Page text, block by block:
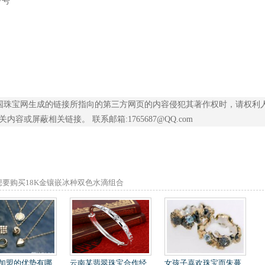
宝网生成的链接所指向的第三方网页的内容侵犯其著作权时，请权利
容或屏蔽相关链接。 联系邮箱:1765687@QQ.com
要购买18K金镶嵌冰种双色水滴组合
定方盛珠宝-供应
盟的优势有哪 云南某翡翠珠宝合作经 女孩子喜欢珠宝而朱蔓